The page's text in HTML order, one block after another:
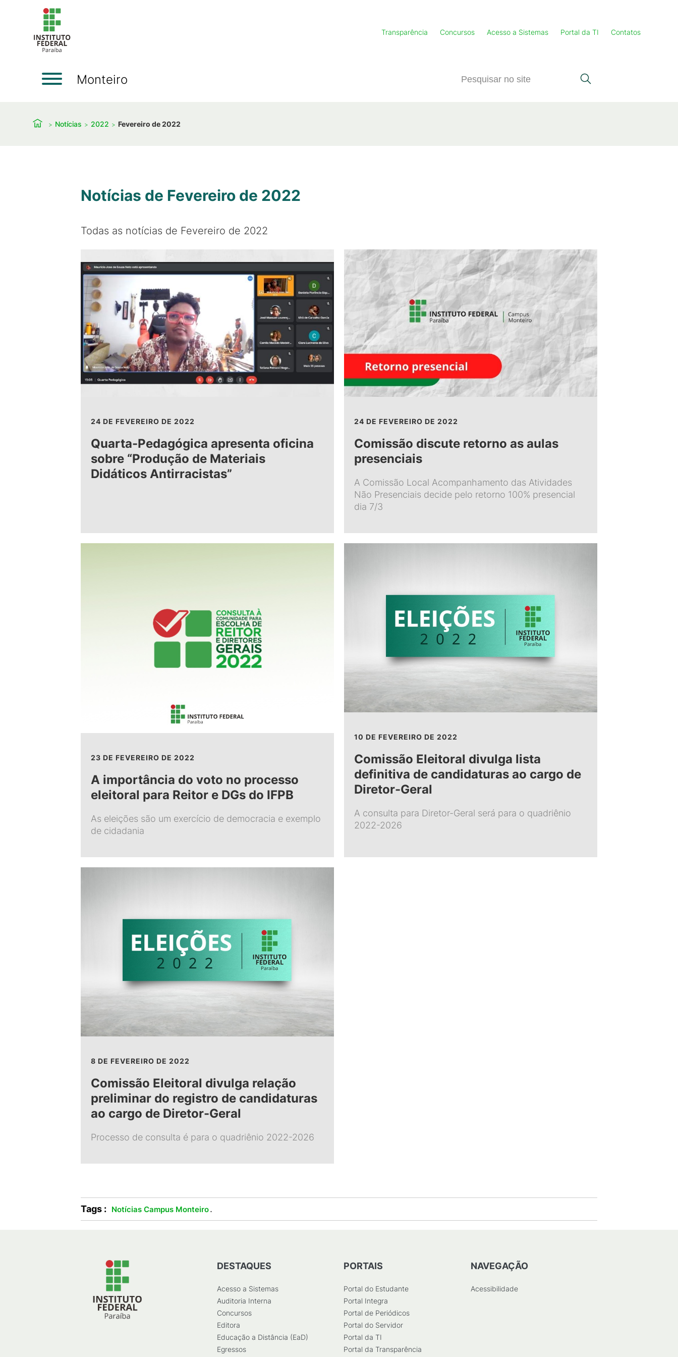
Transparência Concursos Acesso a Sistemas Portal da TI Contatos
Monteiro
Notícias 2022 Fevereiro de 2022
Notícias de Fevereiro de 2022
Todas as notícias de Fevereiro de 2022
24 DE FEVEREIRO DE 2022
Quarta-Pedagógica apresenta oficina
sobre “Produção de Materiais
Didáticos Antirracistas”
24 DE FEVEREIRO DE 2022
Comissão discute retorno as aulas
presenciais
A Comissão Local Acompanhamento das Atividades
Não Presenciais decide pelo retorno 100% presencial
dia 7/3
23 DE FEVEREIRO DE 2022
A importância do voto no processo
eleitoral para Reitor e DGs do IFPB
As eleições são um exercício de democracia e exemplo
de cidadania
10 DE FEVEREIRO DE 2022
Comissão Eleitoral divulga lista
definitiva de candidaturas ao cargo de
Diretor-Geral
A consulta para Diretor-Geral será para o quadriênio
2022-2026
8 DE FEVEREIRO DE 2022
Comissão Eleitoral divulga relação
preliminar do registro de candidaturas
ao cargo de Diretor-Geral
Processo de consulta é para o quadriênio 2022-2026
Tags : Notícias Campus Monteiro.
DESTAQUES
Acesso a Sistemas
Auditoria Interna
Concursos
Editora
Educação a Distância (EaD)
Egressos
PORTAIS
Portal do Estudante
Portal Integra
Portal de Periódicos
Portal do Servidor
Portal da TI
Portal da Transparência
NAVEGAÇÃO
Acessibilidade